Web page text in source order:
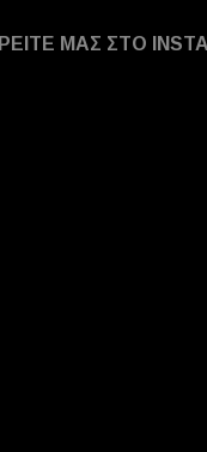
ΜΑΣ ΣΤΟ